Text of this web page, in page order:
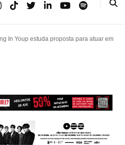
In Youp estuda proposta para atuar em